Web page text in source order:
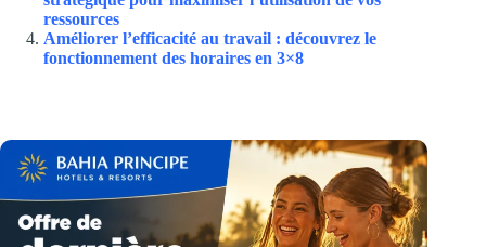
ressources
Améliorer l’efficacité au travail : découvrez le
fonctionnement des horaires en 3×8